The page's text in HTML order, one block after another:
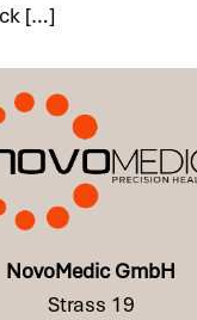
[…]
NovoMedic GmbH
Strass 19